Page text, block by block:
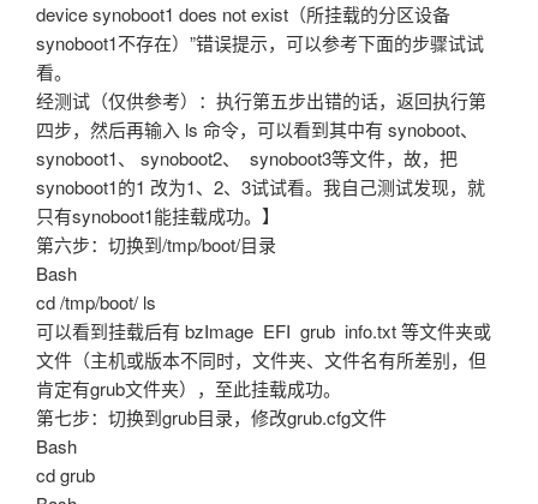
device synoboot1 does not exist（所挂载的分区设备
synoboot1不存在）”错误提示，可以参考下面的步骤试试
看。
经测试（仅供参考）：执行第五步出错的话，返回执行第
四步，然后再输入 ls 命令，可以看到其中有 synoboot、
synoboot1、 synoboot2、 synoboot3等文件，故，把
synoboot1的1 改为1、2、3试试看。我自己测试发现，就
只有synoboot1能挂载成功。】
第六步：切换到/tmp/boot/目录
Bash
cd /tmp/boot/ ls
可以看到挂载后有 bzImage EFI grub info.txt 等文件夹或
文件（主机或版本不同时，文件夹、文件名有所差别，但
肯定有grub文件夹），至此挂载成功。
第七步：切换到grub目录，修改grub.cfg文件
Bash
cd grub